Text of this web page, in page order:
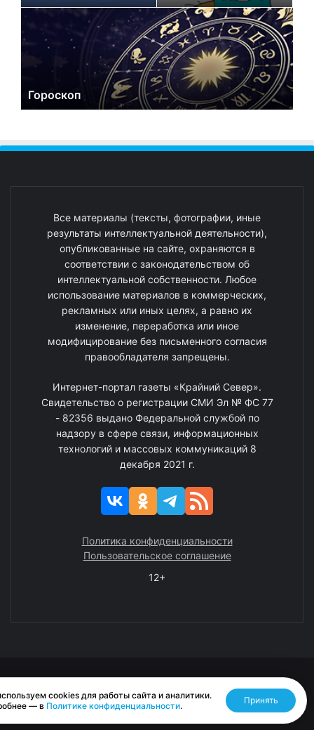
Гороскоп
Все материалы (тексты, фотографии, иные
результаты интеллектуальной деятельности),
опубликованные на сайте, охраняются в
соответствии с законодательством об
интеллектуальной собственности. Любое
использование материалов в коммерческих,
рекламных или иных целях, а равно их
изменение, переработка или иное
модифицирование без письменного согласия
правообладателя запрещены.
Интернет-портал газеты «Крайний Север».
Свидетельство о регистрации СМИ Эл № ФС 77
- 82356 выдано Федеральной службой по
надзору в сфере связи, информационных
технологий и массовых коммуникаций 8
декабря 2021 г.
Политика конфиденциальности
Пользовательское соглашение
12+
Разработано RASA
cookies для работы сайта и аналитики.
— в Политике конфиденциальности.
Принять